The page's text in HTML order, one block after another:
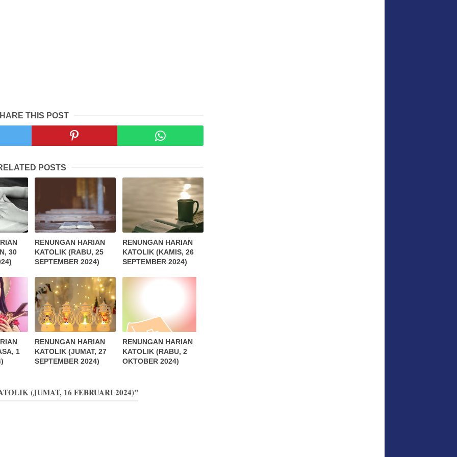
THIS POST
POSTS
30
RENUNGAN HARIAN
KATOLIK (RABU, 25
SEPTEMBER 2024)
RENUNGAN HARIAN
KATOLIK (KAMIS, 26
SEPTEMBER 2024)
1
RENUNGAN HARIAN
KATOLIK (JUMAT, 27
SEPTEMBER 2024)
RENUNGAN HARIAN
KATOLIK (RABU, 2
OKTOBER 2024)
(JUMAT, 16 FEBRUARI 2024)"